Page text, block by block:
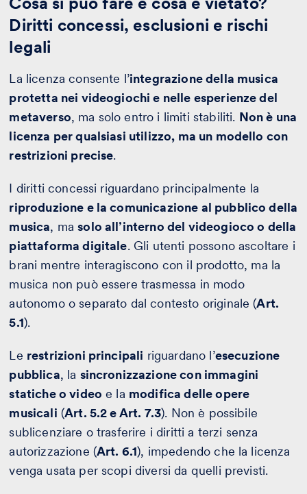
Diritti concessi, esclusioni e rischi
legali
La licenza consente l’integrazione della musica
protetta nei videogiochi e nelle esperienze del
metaverso, ma solo entro i limiti stabiliti. Non è una
licenza per qualsiasi utilizzo, ma un modello con
restrizioni precise.
I diritti concessi riguardano principalmente la
riproduzione e la comunicazione al pubblico della
musica, masolo all’interno del videogioco o della
piattaforma digitale. Gli utenti possono ascoltare i
brani mentre interagiscono con il prodotto, ma la
musica non può essere trasmessa in modo
autonomo o separato dal contesto originale (Art.
5.1).
Le restrizioni principali riguardano l’esecuzione
pubblica, la sincronizzazione con immagini
statiche o video e la modifica delle opere
musicali (Art. 5.2 e Art. 7.3). Non è possibile
sublicenziare o trasferire i diritti a terzi senza
autorizzazione (Art. 6.1), impedendo che la licenza
venga usata per scopi diversi da quelli previsti.